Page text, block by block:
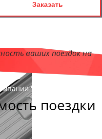
Заказать
ваших поездок на
"ТулаТранс"
поездки